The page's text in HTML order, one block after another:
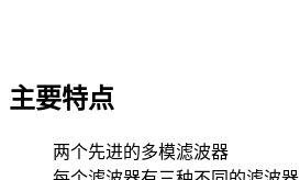
主要特点
两个先进的多模滤波器